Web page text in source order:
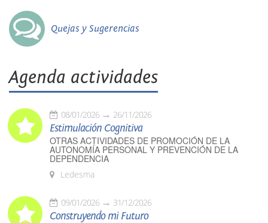
Quejas y Sugerencias
Agenda actividades
08/01/2026 26/11/2026
Estimulación Cognitiva
OTRAS ACTIVIDADES DE PROMOCIÓN DE LA
AUTONOMÍA PERSONAL Y PREVENCIÓN DE LA
DEPENDENCIA
Ledesma
09/01/2026 31/12/2026
Construyendo mi Futuro